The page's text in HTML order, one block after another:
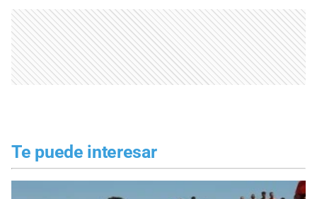
Te puede interesar